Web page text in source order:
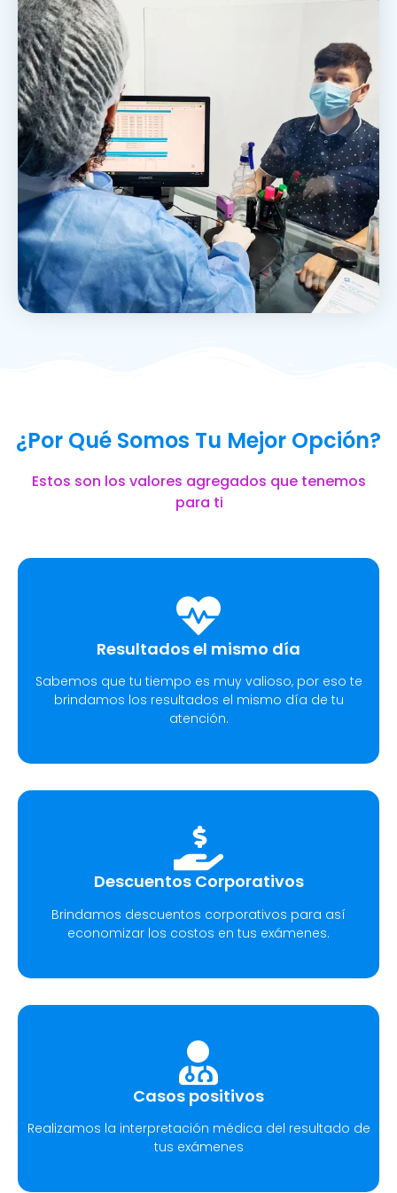
¿Por Qué Somos Tu Mejor Opción?
Estos son los valores agregados que tenemos
para ti
Resultados el mismo día
Sabemos que tu tiempo es muy valioso, por eso te
brindamos los resultados el mismo día de tu
atención.
Descuentos Corporativos
Brindamos descuentos corporativos para así
economizar los costos en tus exámenes.
Casos positivos
Realizamos la interpretación médica del resultado de
tus exámenes